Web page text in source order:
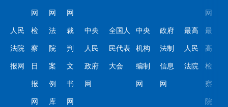
网 网 网 网
人民
法院
报网
检
察
日
报
网
法
院
案
例
库
裁
判
文
书
网
中央
人民
政府
网
全国人
民代表
大会
中央
机构
编制
网
政府
法制
信息
网
最高
人民
法院
最
高
检
察
院